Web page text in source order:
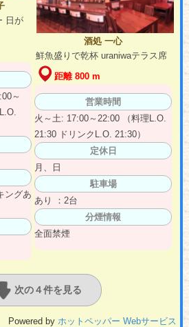
日が
～
ングあ
酒処 一心
鮮魚盛りで乾杯 uraniwaテラス席
距離 800 m
営業時間
火～土: 17:00～22:00 （料理L.O.
21:30 ドリンクL.O. 21:30）
定休日
月、日
駐車場
あり ：2台
分煙情報
全面禁煙
次の４件を見る
Powered by ホットペッパー Webサービス